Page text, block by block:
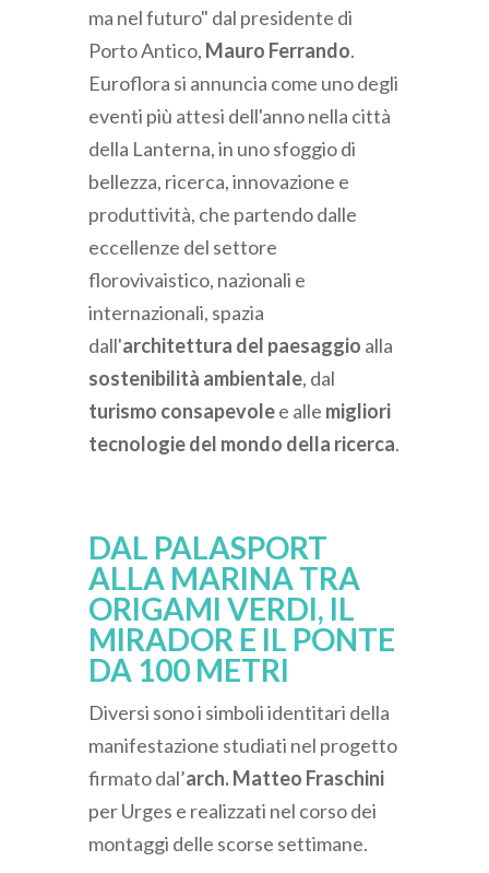
ma nel futuro" dal presidente di
Porto Antico, Mauro Ferrando.
Euroflora si annuncia come uno degli
eventi più attesi dell'anno nella città
della Lanterna, in uno sfoggio di
bellezza, ricerca, innovazione e
produttività, che partendo dalle
eccellenze del settore
florovivaistico, nazionali e
internazionali, spazia
dall'architettura del paesaggio alla
sostenibilità ambientale, dal
turismo consapevolee alle migliori
tecnologie del mondo della ricerca.
DAL PALASPORT
ALLA MARINA TRA
ORIGAMI VERDI, IL
MIRADOR E IL PONTE
DA 100 METRI
Diversi sono i simboli identitari della
manifestazione studiati nel progetto
firmato dal’arch. Matteo Fraschini
per Urges e realizzati nel corso dei
montaggi delle scorse settimane.